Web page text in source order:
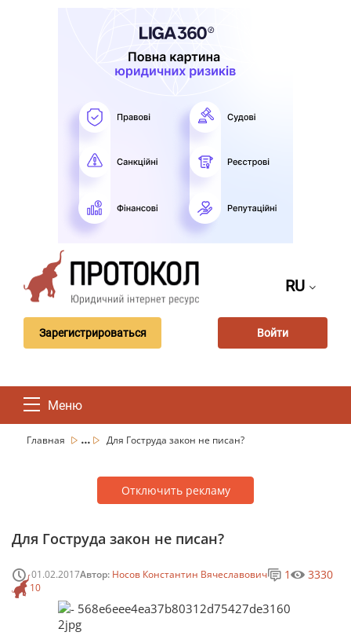
RU
Зарегистрироваться Войти
Меню
Главная ... Для Гоструда закон не писан?
Отключить рекламу
Для Гоструда закон не писан?
01.02.2017Автор: Носов Константин Вячеславович
10
1 3330